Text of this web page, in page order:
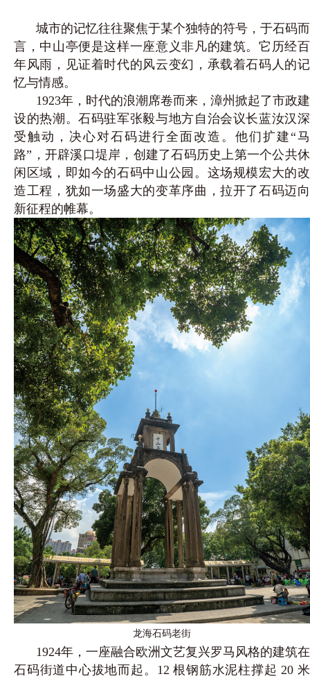
城市的记忆往往聚焦于某个独特的符号，于石码而
言，中山亭便是这样一座意义非凡的建筑。它历经百
年风雨，见证着时代的风云变幻，承载着石码人的记
忆与情感。
1923年，时代的浪潮席卷而来，漳州掀起了市政建
设的热潮。石码驻军张毅与地方自治会议长蓝汝汉深
受触动，决心对石码进行全面改造。他们扩建“马
路”，开辟溪口堤岸，创建了石码历史上第一个公共休
闲区域，即如今的石码中山公园。这场规模宏大的改
造工程，犹如一场盛大的变革序曲，拉开了石码迈向
新征程的帷幕。
龙海石码老街
1924年，一座融合欧洲文艺复兴罗马风格的建筑在
石码街道中心拔地而起。12 根钢筋水泥柱撑起 20 米